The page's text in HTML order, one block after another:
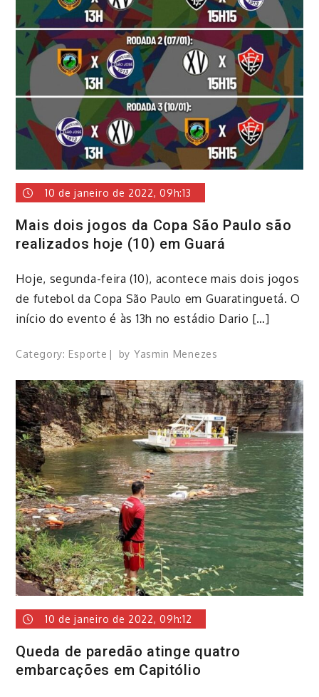
10 de janeiro de 2022, 09h:13
Mais dois jogos da Copa São Paulo são
realizados hoje (10) em Guará
Hoje, segunda-feira (10), acontece mais dois jogos
de futebol da Copa São Paulo em Guaratinguetá. O
início do evento é às 13h no estádio Dario […]
Category: Esporte by Yasmin Menezes
10 de janeiro de 2022, 09h:12
Queda de paredão atinge quatro
embarcações em Capitólio